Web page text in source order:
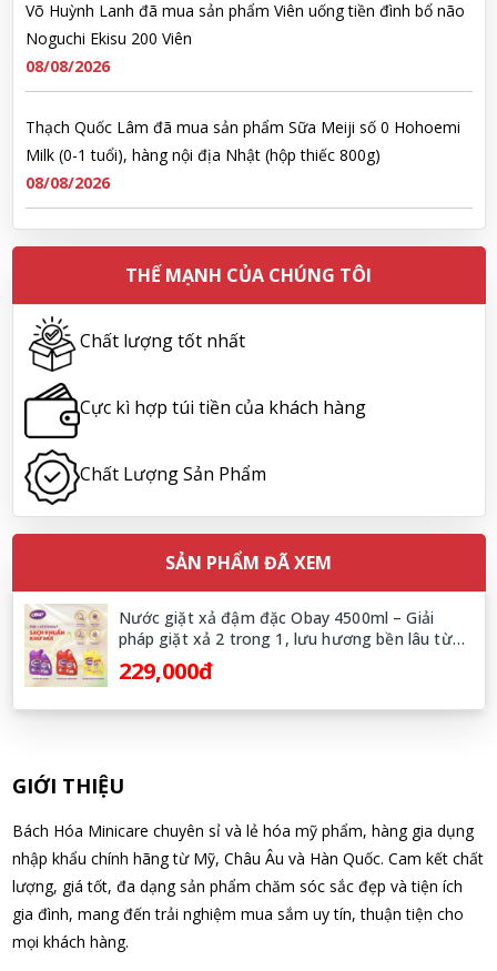
Thạch Quốc Lâm đã mua sản phẩm Sữa Meiji số 0 Hohoemi
Milk (0-1 tuổi), hàng nội địa Nhật (hộp thiếc 800g)
Ngô Quốc Cường đã mua sản phẩm Sữa Meiji số 0 Hohoemi
Milk (0-1 tuổi), hàng nội địa Nhật (hộp thiếc 800g)
Lê Công Hoàng Huy đã mua sản phẩm Viên uống tiền đình bổ
não Noguchi Ekisu 200 Viên
08/08/2026
Hoàng Nhật Nam đã mua sản phẩm Sữa tắm Pigeon Baby
Soap dạng túi 400ml Nhật Bản
08/08/2026
Nguyễn Nhật Quang đã mua sản phẩm Sữa tắm Pigeon Baby
Võ Thị Thanh Tươi đã mua sản phẩm Men Vi Sinh BioGaia
Nhật Bản lọ 5ml cho trẻ Sơ Sinh
08/08/2026
Nhật Bản lọ 5ml cho trẻ Sơ Sinh
08/08/2026
Nguyễn Văn Cảnh đã mua sản phẩm Sữa Meiji số 0 Hohoemi
Milk (0-1 tuổi), hàng nội địa Nhật (hộp thiếc 800g)
08/08/2026
THẾ MẠNH CỦA CHÚNG TÔI
Chất lượng tốt nhất
Cực kì hợp túi tiền của khách hàng
Chất Lượng Sản Phẩm
SẢN PHẨM ĐÃ XEM
Nước giặt xả đậm đặc Obay 4500ml – Giải
pháp giặt xả 2 trong 1, lưu hương bền lâu từ
Thái Lan
229,000đ
GIỚI THIỆU
Bách Hóa Minicare chuyên sỉ và lẻ hóa mỹ phẩm, hàng gia dụng
nhập khẩu chính hãng từ Mỹ, Châu Âu và Hàn Quốc. Cam kết chất
lượng, giá tốt, đa dạng sản phẩm chăm sóc sắc đẹp và tiện ích
gia đình, mang đến trải nghiệm mua sắm uy tín, thuận tiện cho
mọi khách hàng.